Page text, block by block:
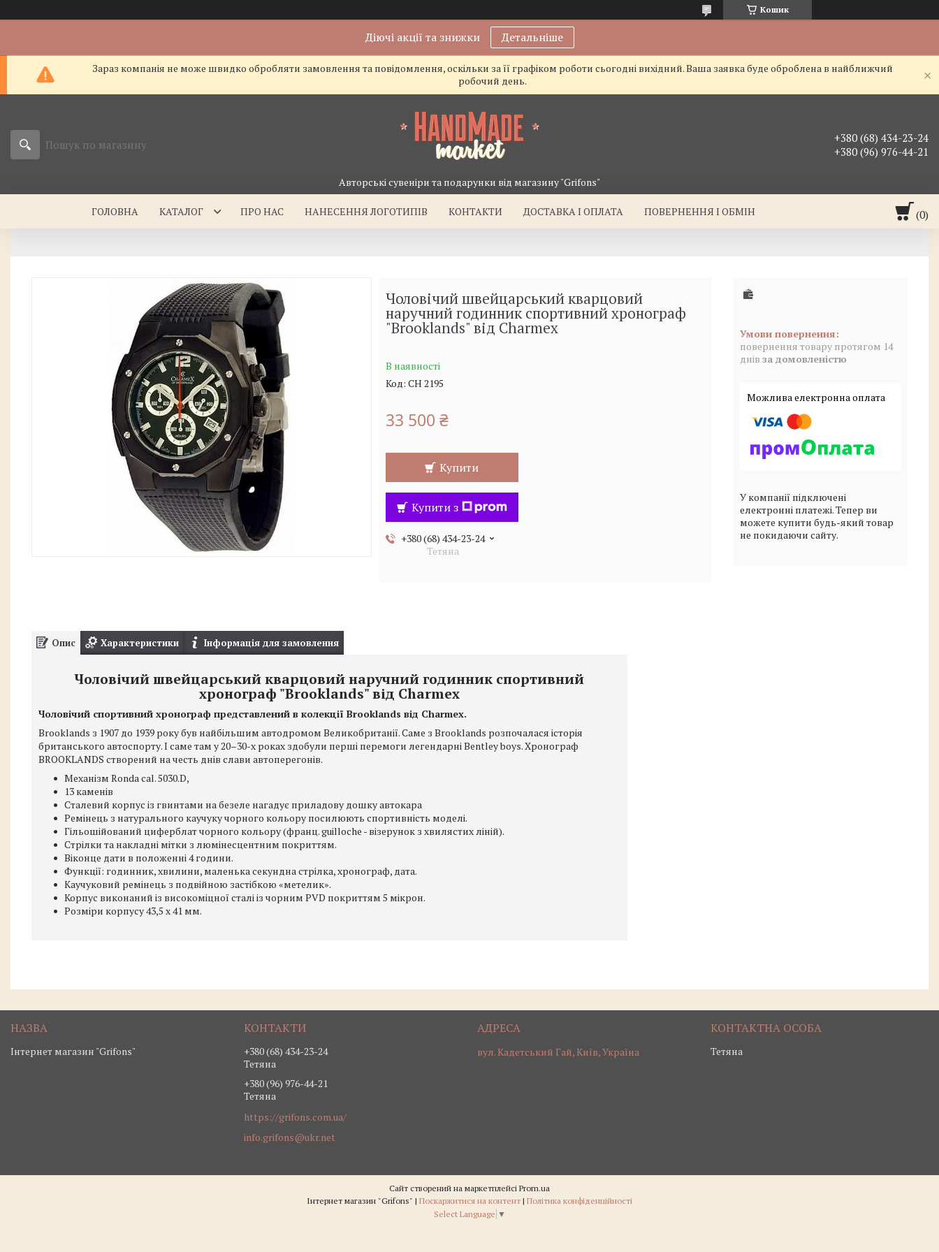
Кошик
Діючі акції та знижки Детальніше
Зараз компанія не може швидко обробляти замовлення та повідомлення, оскільки за її графіком роботи сьогодні вихідний. Ваша заявка буде оброблена в найближчий
робочий день.
Авторські сувеніри та подарунки від магазину "Grifons"
+380 (68) 434-23-24
+380 (96) 976-44-21
ГОЛОВНА КАТАЛОГ ПРО НАС НАНЕСЕННЯ ЛОГОТИПІВ КОНТАКТИ ДОСТАВКА І ОПЛАТА ПОВЕРНЕННЯ І ОБМІН
Чоловічий швейцарський кварцовий
наручний годинник спортивний хронограф
"Brooklands" від Charmex
В наявності
Код: CH 2195
33 500 ₴
Купити
Купити з
+380 (68) 434-23-24
Тетяна
повернення товару протягом 14
днів за домовленістю
У компанії підключені
електронні платежі. Тепер ви
можете купити будь-який товар
не покидаючи сайту.
Опис Характеристики Інформація для замовлення
Чоловічий швейцарський кварцовий наручний годинник спортивний
хронограф "Brooklands" від Charmex
Чоловічий спортивний хронограф представлений в колекції Brooklands від Charmex.
Brooklands з 1907 до 1939 року був найбільшим автодромом Великобританії. Саме з Brooklands розпочалася історія
британського автоспорту. І саме там у 20–30-х роках здобули перші перемоги легендарні Bentley boys. Хронограф
BROOKLANDS створений на честь днів слави автоперегонів.
Механізм Ronda cal. 5030.D,
13 каменів
Сталевий корпус із гвинтами на безеле нагадує приладову дошку автокара
Ремінець з натурального каучуку чорного кольору посилюють спортивність моделі.
Гільошійований циферблат чорного кольору (франц. guilloche - візерунок з хвилястих ліній).
Стрілки та накладні мітки з люмінесцентним покриттям.
Віконце дати в положенні 4 години.
Функції: годинник, хвилини, маленька секундна стрілка, хронограф, дата.
Каучуковий ремінець з подвійною застібкою «метелик».
Корпус виконаний із високоміцної сталі із чорним PVD покриттям 5 мікрон.
Розміри корпусу 43,5 x 41 мм.
Інтернет магазин "Grifons"
+380 (68) 434-23-24
Тетяна
+380 (96) 976-44-21
Тетяна
https://grifons.com.ua/
info.grifons@ukr.net
вул. Кадетський Гай, Київ, Україна Тетяна
Сайт створений на маркетплейсі Prom.ua
Інтернет магазин "Grifons" | Поскаржитися на контент | Політика конфіденційності
Select Language ▼